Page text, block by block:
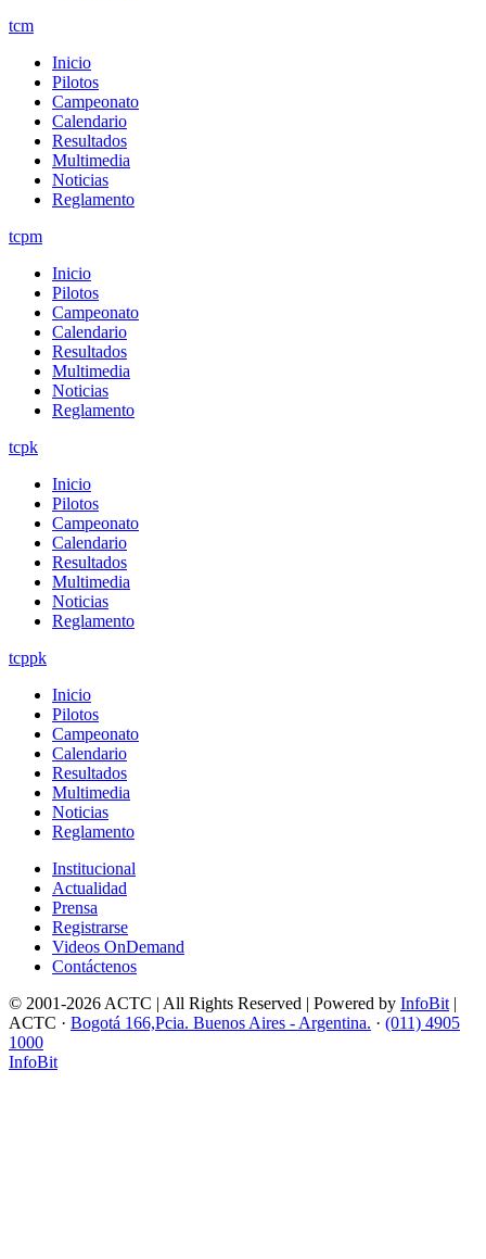
tcm
Inicio
Pilotos
Campeonato
Calendario
Resultados
Multimedia
Noticias
Reglamento
tcpm
Inicio
Pilotos
Campeonato
Calendario
Resultados
Multimedia
Noticias
Reglamento
tcpk
Inicio
Pilotos
Campeonato
Calendario
Resultados
Multimedia
Noticias
Reglamento
tcppk
Inicio
Pilotos
Campeonato
Calendario
Resultados
Multimedia
Noticias
Reglamento
Institucional
Actualidad
Prensa
Registrarse
Videos OnDemand
Contáctenos
© 2001-2026 ACTC | All Rights Reserved | Powered by InfoBit |
ACTC · Bogotá 166,Pcia. Buenos Aires - Argentina. · (011) 4905
1000
InfoBit